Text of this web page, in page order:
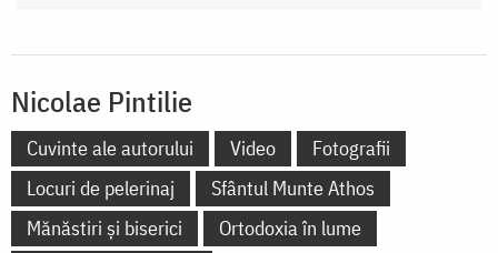
Nicolae Pintilie
Cuvinte ale autorului Video
Fotografii
Locuri de pelerinaj
Sfântul Munte Athos
Mănăstiri și biserici
Ortodoxia în lume